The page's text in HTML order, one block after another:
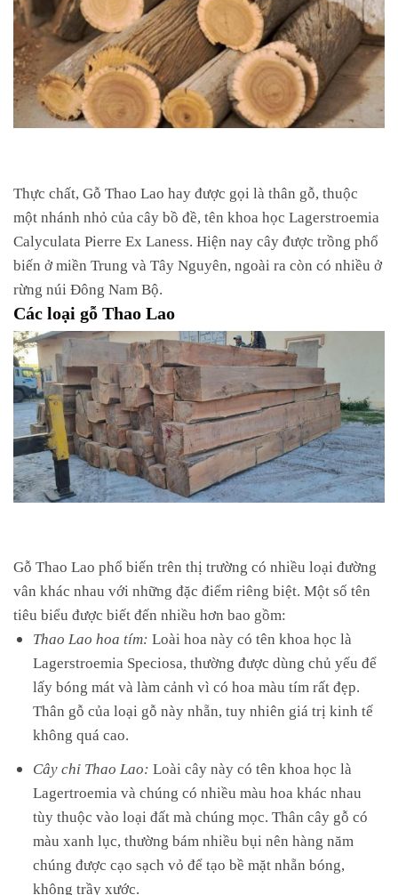
Thực chất, Gỗ Thao Lao hay được gọi là thân gỗ, thuộc
một nhánh nhỏ của cây bồ đề, tên khoa học Lagerstroemia
Calyculata Pierre Ex Laness. Hiện nay cây được trồng phổ
biến ở miền Trung và Tây Nguyên, ngoài ra còn có nhiều ở
rừng núi Đông Nam Bộ.
Các loại gỗ Thao Lao
Gỗ Thao Lao phổ biến trên thị trường có nhiều loại đường
vân khác nhau với những đặc điểm riêng biệt. Một số tên
tiêu biểu được biết đến nhiều hơn bao gồm:
Thao Lao hoa tím: Loài hoa này có tên khoa học là
Lagerstroemia Speciosa, thường được dùng chủ yếu để
lấy bóng mát và làm cảnh vì có hoa màu tím rất đẹp.
Thân gỗ của loại gỗ này nhẵn, tuy nhiên giá trị kinh tế
không quá cao.
Cây chỉ Thao Lao: Loài cây này có tên khoa học là
Lagertroemia và chúng có nhiều màu hoa khác nhau
tùy thuộc vào loại đất mà chúng mọc. Thân cây gỗ có
màu xanh lục, thường bám nhiều bụi nên hàng năm
chúng được cạo sạch vỏ để tạo bề mặt nhẵn bóng,
không trầy xước.